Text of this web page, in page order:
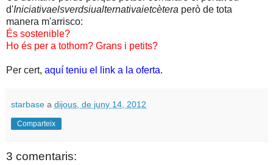
d'Iniciativaelsverdsiualternativaietcètera però de tota
manera m'arrisco:
És sostenible?
Ho és per a tothom? Grans i petits?
Per cert, aquí teniu el link a la oferta.
starbase a dijous, de juny 14, 2012
Comparteix
3 comentaris: